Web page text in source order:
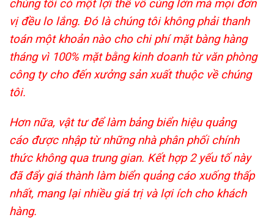
chúng tôi có một lợi thế vô cùng lớn mà mọi đơn
vị đều lo lắng. Đó là chúng tôi không phải thanh
toán một khoản nào cho chi phí mặt bàng hàng
tháng vì 100% mặt bằng kinh doanh từ văn phòng
công ty cho đến xưởng sản xuất thuộc về chúng
tôi.
Hơn nữa, vật tư để làm bảng biển hiệu quảng
cáo được nhập từ những nhà phân phối chính
thức không qua trung gian. Kết hợp 2 yếu tố này
đã đẩy giá thành làm biển quảng cáo xuống thấp
nhất, mang lại nhiều giá trị và lợi ích cho khách
hàng.